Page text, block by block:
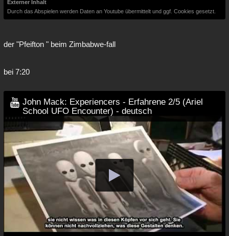
Externer Inhalt
Durch das Abspielen werden Daten an Youtube übermittelt und ggf. Cookies gesetzt.
der "Pfeifton " beim Zimbabwe-fall
bei 7:20
John Mack: Experiencers - Erfahrene 2/5 (Ariel
School UFO Encounter) - deutsch